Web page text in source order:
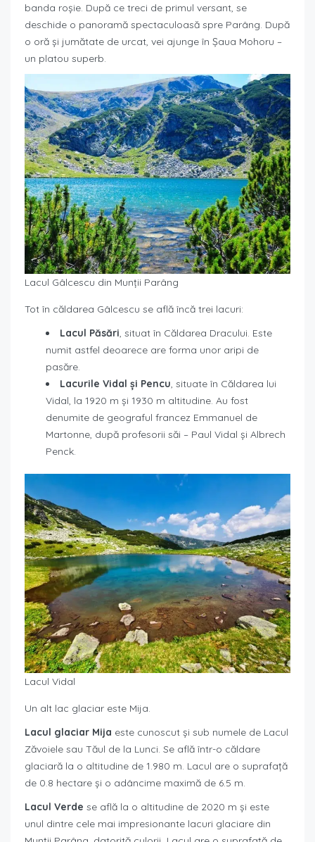
banda roșie. După ce treci de primul versant, se
deschide o panoramă spectaculoasă spre Parâng. După
o oră și jumătate de urcat, vei ajunge în Șaua Mohoru –
un platou superb.
Lacul Gâlcescu din Munții Parâng
Tot în căldarea Gâlcescu se află încă trei lacuri:
Lacul Păsări, situat în Căldarea Dracului. Este
numit astfel deoarece are forma unor aripi de
pasăre.
Lacurile Vidal și Pencu, situate în Căldarea lui
Vidal, la 1920 m și 1930 m altitudine. Au fost
denumite de geograful francez Emmanuel de
Martonne, după profesorii săi – Paul Vidal și Albrech
Penck.
Lacul Vidal
Un alt lac glaciar este Mija.
Lacul glaciar Mija este cunoscut și sub numele de Lacul
Zăvoiele sau Tăul de la Lunci. Se află într-o căldare
glaciară la o altitudine de 1.980 m. Lacul are o suprafață
de 0.8 hectare și o adâncime maximă de 6.5 m.
Lacul Verde se află la o altitudine de 2020 m și este
unul dintre cele mai impresionante lacuri glaciare din